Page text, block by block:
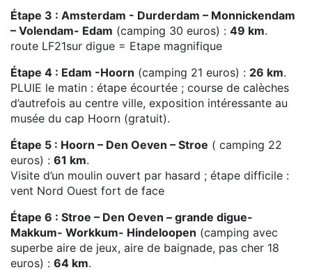
Étape 3 : Amsterdam - Durderdam – Monnickendam
– Volendam- Edam (camping 30 euros) : 49 km.
route LF21sur digue = Etape magnifique
Étape 4 : Edam -Hoorn (camping 21 euros) : 26 km.
PLUIE le matin : étape écourtée ; course de calèches
d’autrefois au centre ville, exposition intéressante au
musée du cap Hoorn (gratuit).
Étape 5 : Hoorn – Den Oeven – Stroe ( camping 22
euros) : 61 km.
Visite d’un moulin ouvert par hasard ; étape difficile :
vent Nord Ouest fort de face
Étape 6 : Stroe – Den Oeven – grande digue-
Makkum- Workkum- Hindeloopen (camping avec
superbe aire de jeux, aire de baignade, pas cher 18
euros) : 64 km.